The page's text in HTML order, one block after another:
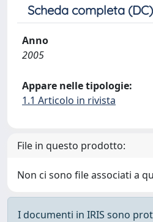
Scheda completa (DC)
Anno
2005
Appare nelle tipologie:
1.1 Articolo in rivista
File in questo prodotto:
Non ci sono file associati a
I documenti in IRIS sono